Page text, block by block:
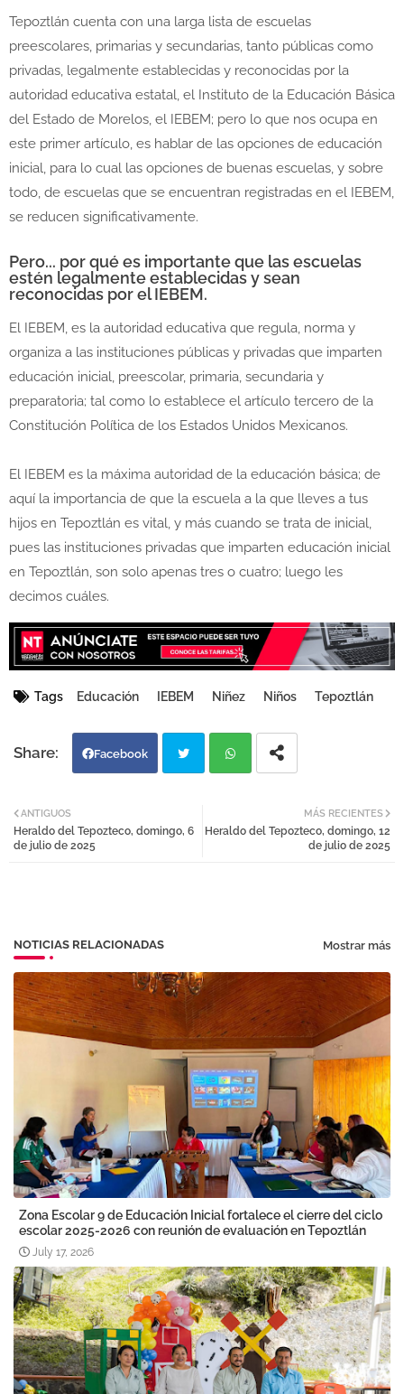
Tepoztlán cuenta con una larga lista de escuelas
preescolares, primarias y secundarias, tanto públicas como
privadas, legalmente establecidas y reconocidas por la
autoridad educativa estatal, el Instituto de la Educación Básica
del Estado de Morelos, el IEBEM; pero lo que nos ocupa en
este primer artículo, es hablar de las opciones de educación
inicial, para lo cual las opciones de buenas escuelas, y sobre
todo, de escuelas que se encuentran registradas en el IEBEM,
se reducen significativamente.
Pero... por qué es importante que las escuelas
estén legalmente establecidas y sean
reconocidas por el IEBEM.
El IEBEM, es la autoridad educativa que regula, norma y
organiza a las instituciones públicas y privadas que imparten
educación inicial, preescolar, primaria, secundaria y
preparatoria; tal como lo establece el artículo tercero de la
Constitución Política de los Estados Unidos Mexicanos.
El IEBEM es la máxima autoridad de la educación básica; de
aquí la importancia de que la escuela a la que lleves a tus
hijos en Tepoztlán es vital, y más cuando se trata de inicial,
pues las instituciones privadas que imparten educación inicial
en Tepoztlán, son solo apenas tres o cuatro; luego les
decimos cuáles.
Tags Educación IEBEM Niñez Niños Tepoztlán
Facebook
tter atsa
MÁS RECIENTES
Heraldo del Tepozteco, domingo, 12
de julio de 2025
ANTIGUOS
Heraldo del Tepozteco, domingo, 6
de julio de 2025
NOTICIAS RELACIONADAS Mostrar más
Zona Escolar 9 de Educación Inicial fortalece el cierre del ciclo
escolar 2025-2026 con reunión de evaluación en Tepoztlán
July 17, 2026